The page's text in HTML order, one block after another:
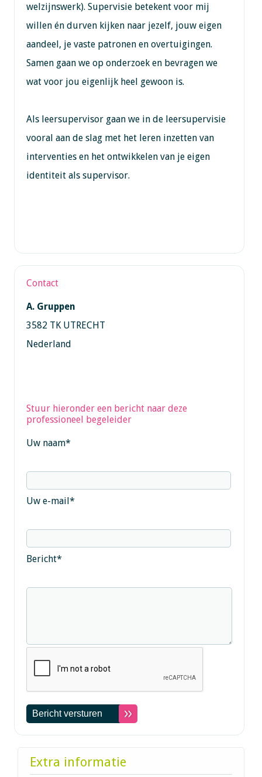
welzijnswerk). Supervisie betekent voor mij
willen én durven kijken naar jezelf, jouw eigen
aandeel, je vaste patronen en overtuigingen.
Samen gaan we op onderzoek en bevragen we
wat voor jou eigenlijk heel gewoon is.
Als leersupervisor gaan we in de leersupervisie
vooral aan de slag met het leren inzetten van
interventies en het ontwikkelen van je eigen
identiteit als supervisor.
Contact
A. Gruppen
3582 TK UTRECHT
Nederland
Stuur hieronder een bericht naar deze
professioneel begeleider
Uw naam*
Uw e-mail*
Bericht*
Extra informatie